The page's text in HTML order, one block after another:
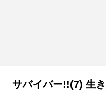
サバイバー!!(7) 生